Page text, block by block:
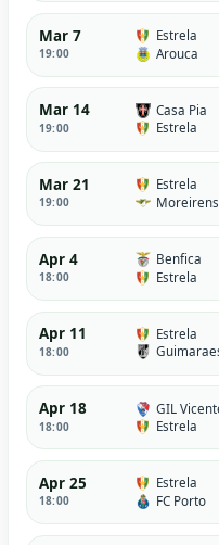
Mar 7
19:00
Estrela
Arouca
Mar 14
19:00
Casa Pia
Estrela
Mar 21
19:00
Estrela
Apr 4
18:00
Benfica
Estrela
Apr 11
18:00
Estrela
Apr 18
18:00
GIL
Estrela
Apr 25
18:00
Estrela
FC Porto